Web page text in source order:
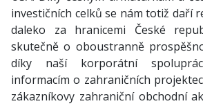
investičních celků se nám totiž daří
daleko za hranicemi České
skutečně o oboustranně
díky naší korporátní
informacím o zahraničních
zákazníkovy zahraniční obchodní